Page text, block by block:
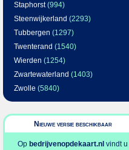
Staphorst(994)
Steenwijkerland (2293)
Tubbergen (1297)
Twenterand (1540)
Wierden (1254)
Zwartewaterland (1403)
Zwolle (5840)
Nieuwe versie beschikbaar
Op bedrijvenopdekaart.nl vindt u